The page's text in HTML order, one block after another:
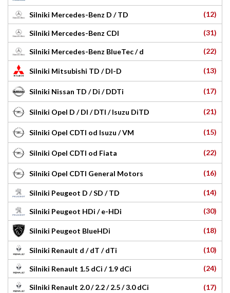
Silniki Mercedes-Benz D / TD (12)
Silniki Mercedes-Benz CDI (31)
Silniki Mercedes-Benz BlueTec / d (22)
Silniki Mitsubishi TD / DI-D (13)
Silniki Nissan TD / Di / DDTi (17)
Silniki Opel D / DI / DTI / Isuzu DiTD (21)
Silniki Opel CDTI od Isuzu / VM (15)
Silniki Opel CDTI od Fiata (22)
Silniki Opel CDTI General Motors (16)
Silniki Peugeot D / SD / TD (14)
Silniki Peugeot HDi / e-HDi (30)
Silniki Peugeot BlueHDi (18)
Silniki Renault d / dT / dTi (10)
Silniki Renault 1.5 dCi / 1.9 dCi (24)
Silniki Renault 2.0 / 2.2 / 2.5 / 3.0 dCi (17)